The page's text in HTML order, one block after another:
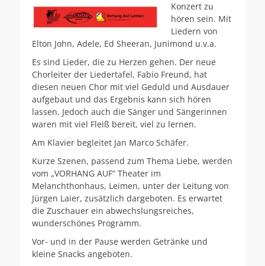
Konzert zu
hören sein. Mit
Liedern von
Elton John, Adele, Ed Sheeran, Junimond u.v.a.
Es sind Lieder, die zu Herzen gehen. Der neue
Chorleiter der Liedertafel, Fabio Freund, hat
diesen neuen Chor mit viel Geduld und Ausdauer
aufgebaut und das Ergebnis kann sich hören
lassen. Jedoch auch die Sänger und Sängerinnen
waren mit viel Fleiß bereit, viel zu lernen.
Am Klavier begleitet Jan Marco Schäfer.
Kurze Szenen, passend zum Thema Liebe, werden
vom „VORHANG AUF“ Theater im
Melanchthonhaus, Leimen, unter der Leitung von
Jürgen Laier, zusätzlich dargeboten. Es erwartet
die Zuschauer ein abwechslungsreiches,
wunderschönes Programm.
Vor- und in der Pause werden Getränke und
kleine Snacks angeboten.